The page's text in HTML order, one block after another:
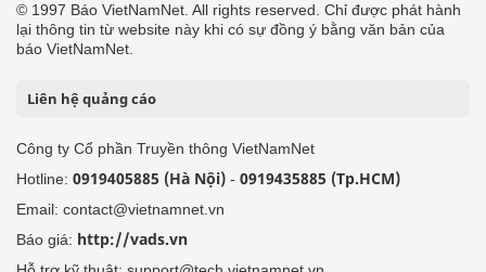
© 1997 Báo VietNamNet. All rights reserved. Chỉ được phát hành
lại thông tin từ website này khi có sự đồng ý bằng văn bản của
báo VietNamNet.
Liên hệ quảng cáo
Công ty Cổ phần Truyền thông VietNamNet
Hotline: 0919405885 (Hà Nội) - 0919435885 (Tp.HCM)
Email: contact@vietnamnet.vn
Báo giá: http://vads.vn